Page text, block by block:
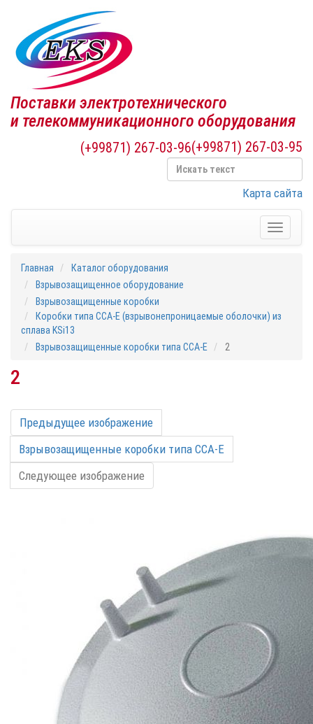
Поставки электротехнического
и телекоммуникационного оборудования
(+99871) 267-03-95
(+99871) 267-03-96
Карта сайта
Toggle
Главная
Каталог оборудования
Взрывозащищенное оборудование
Взрывозащищенные коробки
Коробки типа CCA-E (взрывонепроницаемые оболочки) из
сплава KSi13
Взрывозащищенные коробки типа CCA-E
2
2
Предыдущее изображение
Взрывозащищенные коробки типа CCA-E
Следующее изображение